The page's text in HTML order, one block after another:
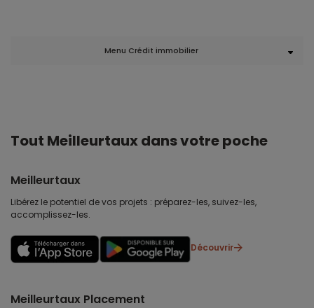
Menu Crédit immobilier
Tout Meilleurtaux dans votre poche
Meilleurtaux
Libérez le potentiel de vos projets : préparez-les, suivez-les,
accomplissez-les.
Découvrir
Meilleurtaux Placement